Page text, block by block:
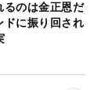
るのは金正恩だ
に振り回され